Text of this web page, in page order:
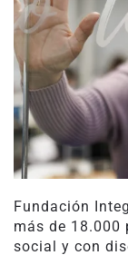
Fundación
más de 18.000
social y con